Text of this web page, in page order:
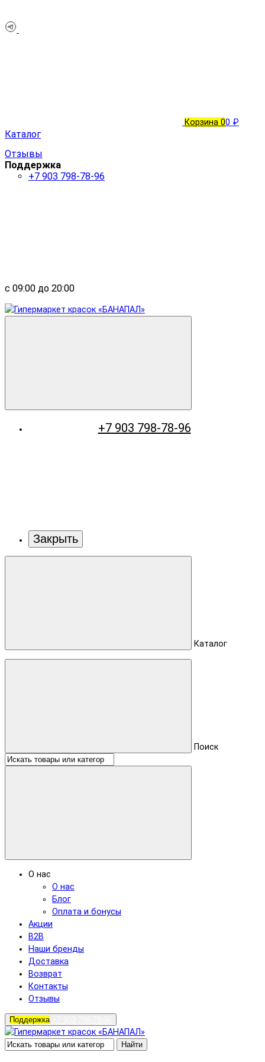
Корзина 00 ₽
Каталог
Отзывы
Поддержка
+7 903 798-78-96
с 09:00 до 20:00
+7 903 798-78-96
Закрыть
Каталог
Поиск
О нас
О нас
Блог
Оплата и бонусы
Акции
B2B
Наши бренды
Доставка
Возврат
Контакты
Отзывы
Поддержка
Найти